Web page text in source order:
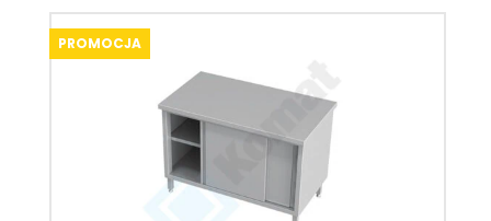
PROMOCJA